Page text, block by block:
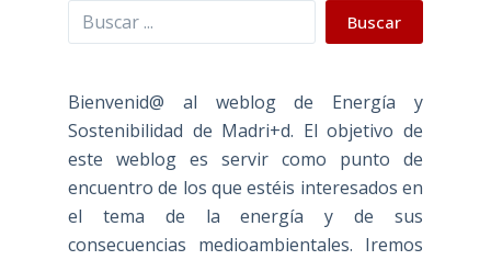
Buscar Buscar
Bienvenid@ al weblog de Energía y
Sostenibilidad de Madri+d. El objetivo de
este weblog es servir como punto de
encuentro de los que estéis interesados en
el tema de la energía y de sus
consecuencias medioambientales. Iremos